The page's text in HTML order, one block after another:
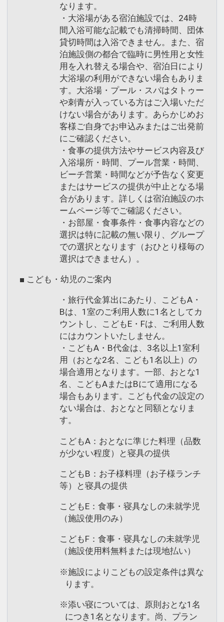
なります。
・大浴場がある宿泊施設では、24時
間入浴可能な記載でも清掃時間、団体
貸切時間は入浴できません。また、宿
泊施設側の都合で臨時に男性用と女性
用を入れ替える場合や、宿泊日により
大浴場の利用ができない場合もありま
す。大浴場・プール・スパはタトゥー
や刺青が入っている方はご入場いただ
けない場合があります。あらかじめお
客様ご自身でお申込みまたはご出発前
にご確認ください。
・食事の提供方法やサービス内容及び
入浴場所・時間、プール営業・時間、
ビーチ営業・時間などが予告なく変更
またはサービスの提供が中止となる場
合があります。詳しくは宿泊施設のホ
ームページ等でご確認ください。
・お部屋・食事条件・食事内容などの
選択は特に記載の無い限り、グループ
での選択となります（おひとり様毎の
選択はできません）。
■ こども・幼児のご案内
・旅行代金算出にあたり、こどもA・
Bは、1室のご利用人数に1名としてカ
ウントし、こどもE・Fは、ご利用人数
にはカウントいたしません。
・こどもA・B代金は、3名以上1室利
用（おとな2名、こども1名以上）の
場合適用となります。一部、おとな1
名、こどもAまたはBにて適用になる
場合もあります。こども代金の設定の
ない場合は、おとなと同額となりま
す。
こどもA：おとなに準じた料理（品数
が少ない程度）と寝具の提供
こどもB：お子様料理（お子様ランチ
等）と寝具の提供
こどもE：食事・寝具なしの未就学児
（施設使用のみ）
こどもF：食事・寝具なしの未就学児
（施設使用料無料または現地払い）
※施設によりこどもの設定条件は異な
ります。
※添い寝については、原則おとな1名
につき1名となります。尚、プラン